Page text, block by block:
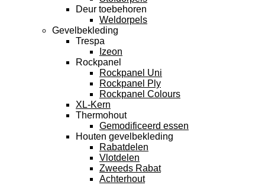
Deur toebehoren
Weldorpels
Gevelbekleding
Trespa
Izeon
Rockpanel
Rockpanel Uni
Rockpanel Ply
Rockpanel Colours
XL-Kern
Thermohout
Gemodificeerd essen
Houten gevelbekleding
Rabatdelen
Vlotdelen
Zweeds Rabat
Achterhout